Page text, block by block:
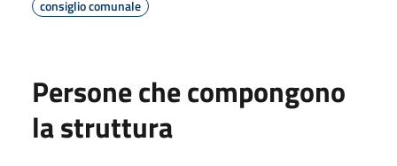
consiglio comunale
Persone che compongono
la struttura